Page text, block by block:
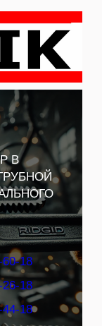
В
18
18
18